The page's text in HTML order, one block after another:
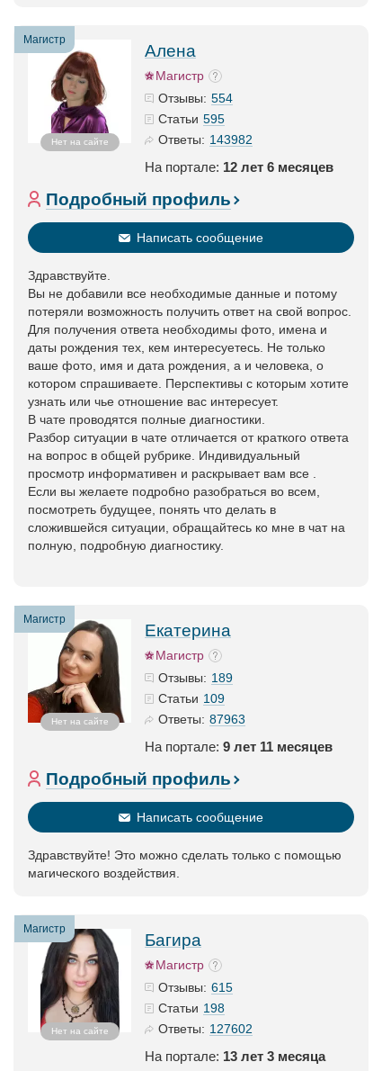
Магистр
Нет на сайте
Алена
Магистр
Отзывы: 554
Статьи 595
Ответы: 143982
На портале: 12 лет 6 месяцев
Подробный профиль
Написать сообщение
Здравствуйте.
Вы не добавили все необходимые данные и потому
потеряли возможность получить ответ на свой вопрос.
Для получения ответа необходимы фото, имена и
даты рождения тех, кем интересуетесь. Не только
ваше фото, имя и дата рождения, а и человека, о
котором спрашиваете. Перспективы с которым хотите
узнать или чье отношение вас интересует.
В чате проводятся полные диагностики.
Разбор ситуации в чате отличается от краткого ответа
на вопрос в общей рубрике. Индивидуальный
просмотр информативен и раскрывает вам все .
Если вы желаете подробно разобраться во всем,
посмотреть будущее, понять что делать в
сложившейся ситуации, обращайтесь ко мне в чат на
полную, подробную диагностику.
Магистр
Нет на сайте
Екатерина
Магистр
Отзывы: 189
Статьи 109
Ответы: 87963
На портале: 9 лет 11 месяцев
Подробный профиль
Написать сообщение
Здравствуйте! Это можно сделать только с помощью
магического воздействия.
Магистр
Нет на сайте
Багира
Магистр
Отзывы: 615
Статьи 198
Ответы: 127602
На портале: 13 лет 3 месяца